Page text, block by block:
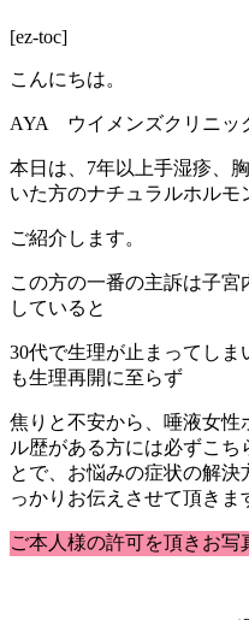
[ez-toc]
こんにちは。
AYA ウイメンズクリニッ
本日は、7年以上手湿疹、
いた方のナチュラルホルモ
ご紹介します。
この方の一番の主訴は子
していると
30代で生理が止まってし
も生理再開に至らず
焦りと不安から、唾液女
ル歴がある方には必ずこち
とで、お悩みの症状の解
っかりお伝えさせて頂きま
ご本人様の許可を頂きお写